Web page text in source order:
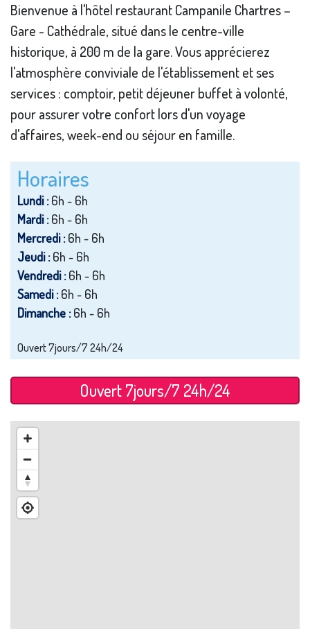
Bienvenue à l'hôtel restaurant Campanile Chartres –
Gare - Cathédrale, situé dans le centre-ville
historique, à 200 m de la gare. Vous apprécierez
l'atmosphère conviviale de l'établissement et ses
services : comptoir, petit déjeuner buffet à volonté,
pour assurer votre confort lors d'un voyage
d'affaires, week-end ou séjour en famille.
Horaires
Lundi :6h - 6h
Mardi :6h - 6h
Mercredi :6h - 6h
Jeudi :6h - 6h
Vendredi :6h - 6h
Samedi :6h - 6h
Dimanche :6h - 6h
Ouvert 7jours/7 24h/24
Ouvert 7jours/7 24h/24